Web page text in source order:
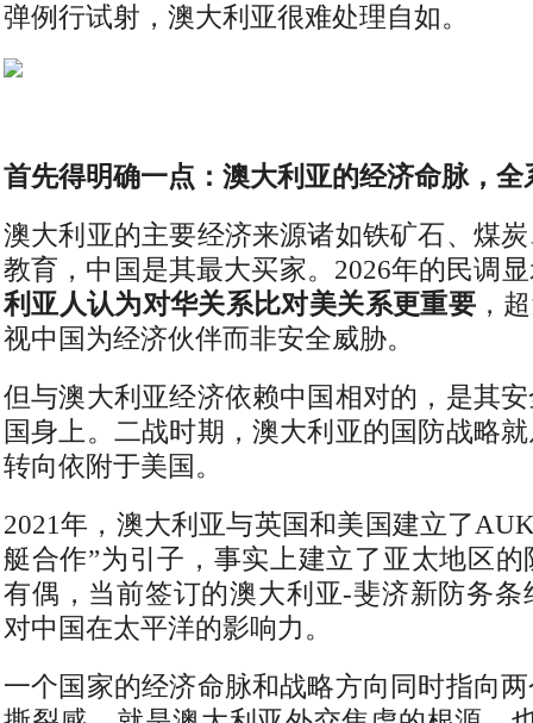
弹例行试射，澳大利亚很难处理自如。
首先得明确一点：澳大利亚的经济命脉，
澳大利亚的主要经济来源诸如铁矿石、煤
教育，中国是其最大买家。2026年的民调
利亚人认为对华关系比对美关系更重要，
视中国为经济伙伴而非安全威胁。
但与澳大利亚经济依赖中国相对的，是其
国身上。二战时期，澳大利亚的国防战略
转向依附于美国。
2021年，澳大利亚与英国和美国建立了
艇合作”为引子，事实上建立了亚太地区
有偶，当前签订的澳大利亚-斐济新防务
对中国在太平洋的影响力。
一个国家的经济命脉和战略方向同时指向